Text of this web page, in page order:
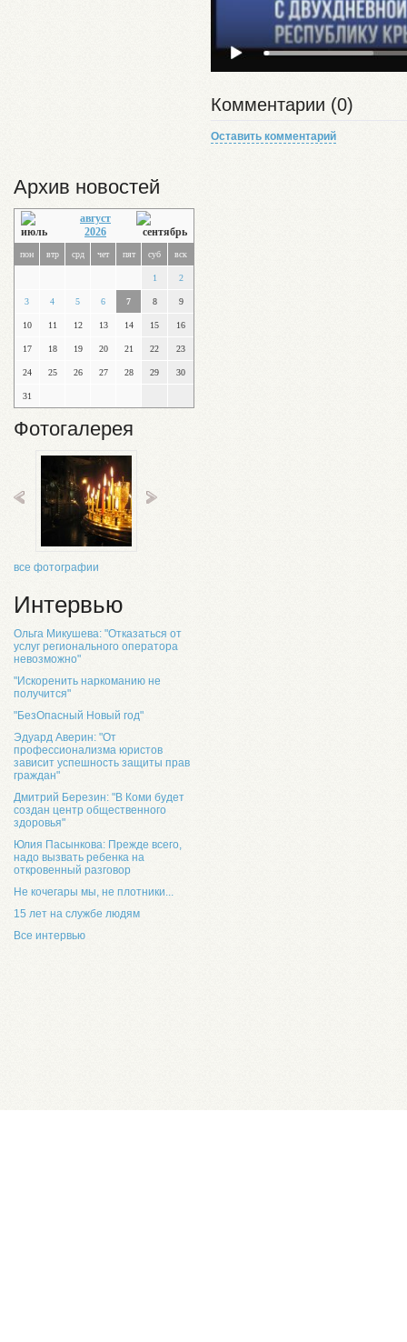
Архив новостей
август
2026
пон втр срд чет пят суб вск
1 2
3 4 5 6 7 8 9
10 11 12 13 14 15 16
17 18 19 20 21 22 23
24 25 26 27 28 29 30
31
Фотогалерея
все фотографии
Интервью
Ольга Микушева: "Отказаться от
услуг регионального оператора
невозможно"
"Искоренить наркоманию не
получится"
"БезОпасный Новый год"
Эдуард Аверин: "От
профессионализма юристов
зависит успешность защиты прав
граждан"
Дмитрий Березин: "В Коми будет
создан центр общественного
здоровья"
Юлия Пасынкова: Прежде всего,
надо вызвать ребенка на
откровенный разговор
Не кочегары мы, не плотники...
15 лет на службе людям
Все интервью
Комментарии (0)
Оставить комментарий